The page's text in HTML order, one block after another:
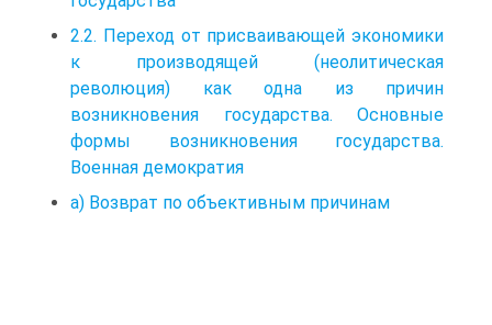
2.2. Переход от присваивающей экономики
к производящей (неолитическая
революция) как одна из причин
возникновения государства. Основные
формы возникновения государства.
Военная демократия
а) Возврат по объективным причинам